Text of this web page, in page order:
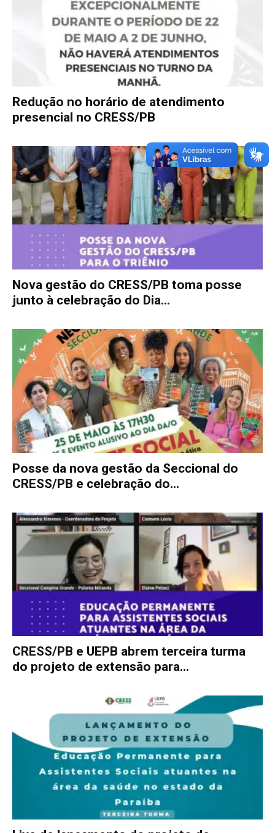
Redução no horário de atendimento
presencial no CRESS/PB
Nova gestão do CRESS/PB toma posse
junto à celebração do Dia...
Posse da nova gestão da Seccional do
CRESS/PB e celebração do...
CRESS/PB e UEPB abrem terceira turma
do projeto de extensão para...